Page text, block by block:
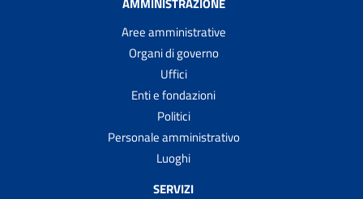
Aree amministrative
Organi di governo
Uffici
Enti e fondazioni
Politici
Personale amministrativo
Luoghi
SERVIZI